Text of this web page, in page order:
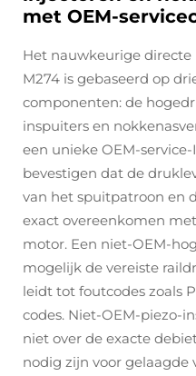
met OEM-
Het nauwkeurige
M274 is gebaseerd op
componenten: de
inspuiters en
een unieke OEM-
bevestigen dat de
van het spuitpatroon en
exact overeenkomen
motor. Een niet-OEM-
mogelijk de vereiste
leidt tot foutcodes zoals
codes. Niet-OEM-piezo-
niet over de exacte
nodig zijn voor gelaagde